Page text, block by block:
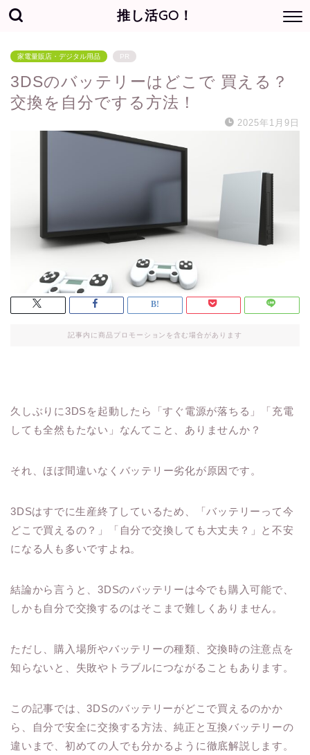
推し活GO！
家電量販店・デジタル用品 PR
3DSのバッテリーはどこで 買える？
交換を自分でする方法！
2025年1月9日
記事内に商品プロモーションを含む場合があります
久しぶりに3DSを起動したら「すぐ電源が落ちる」「充電
しても全然もたない」なんてこと、ありませんか？
それ、ほぼ間違いなくバッテリー劣化が原因です。
3DSはすでに生産終了しているため、「バッテリーって今
どこで買えるの？」「自分で交換しても大丈夫？」と不安
になる人も多いですよね。
結論から言うと、3DSのバッテリーは今でも購入可能で、
しかも自分で交換するのはそこまで難しくありません。
ただし、購入場所やバッテリーの種類、交換時の注意点を
知らないと、失敗やトラブルにつながることもあります。
この記事では、3DSのバッテリーがどこで買えるのかか
ら、自分で安全に交換する方法、純正と互換バッテリーの
違いまで、初めての人でも分かるように徹底解説します。